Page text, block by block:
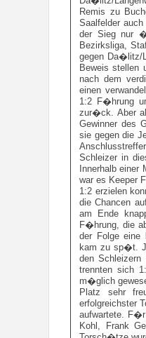
Remis zu
Saalfelder
der Sieg nur
Bezirksliga,
gegen Da�litz/
Beweis stellen
nach dem
einen
1:2 F�hrung
zur�ck. Aber
Gewinner des
sie gegen die
Schleizer in
Innerhalb
war es Keeper
1:2 erzielen
die Chancen
am Ende
F�hrung, die
der Folge eine
kam zu sp�t.
den
trennten sich
m�glich
Platz sehr
erfolgreichster
aufwartete. F�r
Kohl, Frank